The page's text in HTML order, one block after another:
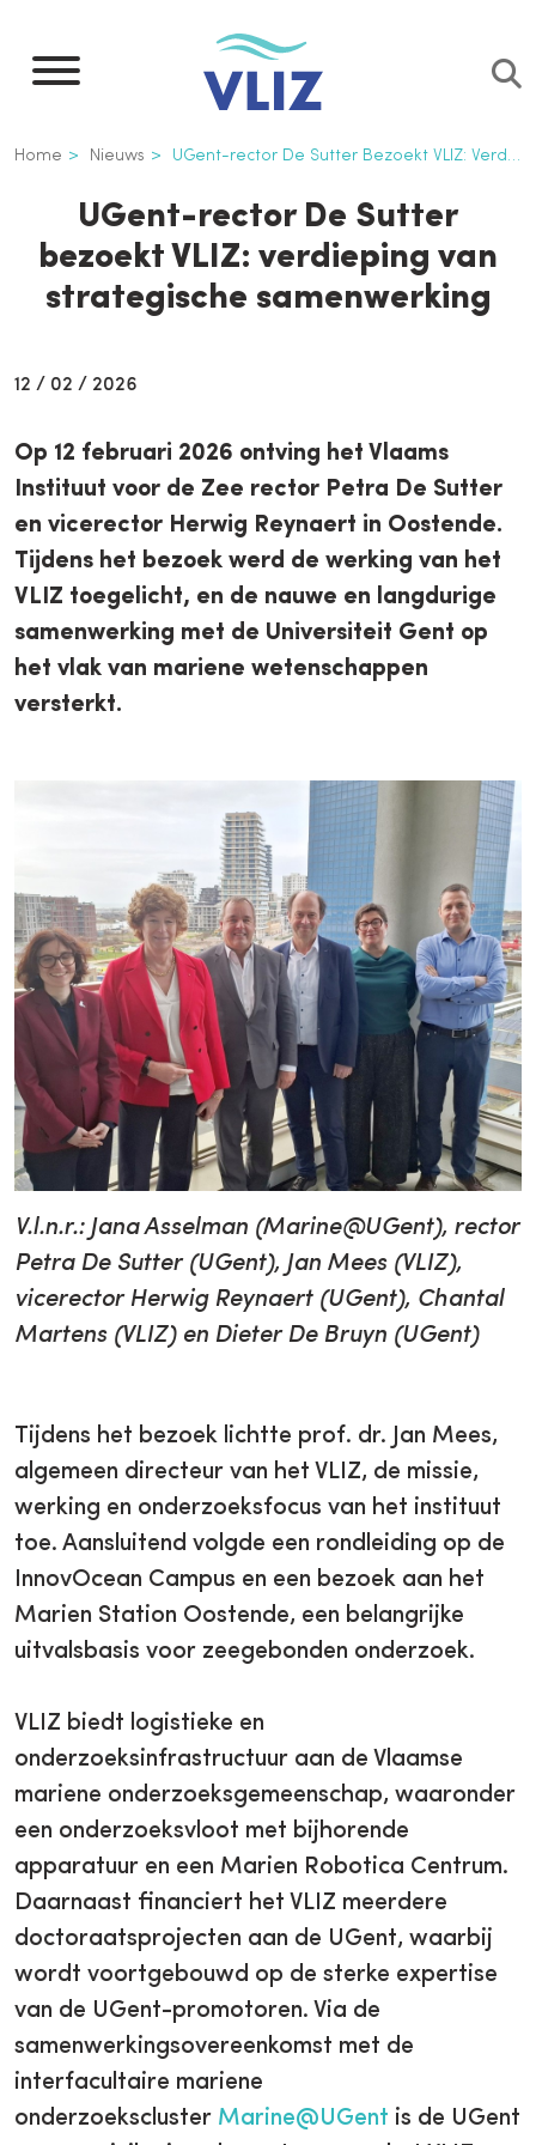
naar
inhoud
Kruimelpad
Home Nieuws UGent-rector De Sutter Bezoekt VLIZ: Verdieping Van Strategische Samenwerking
UGent-rector De Sutter
bezoekt VLIZ: verdieping van
strategische samenwerking
12 / 02 / 2026
Op 12 februari 2026 ontving het Vlaams
Instituut voor de Zee rector Petra De Sutter
en vicerector Herwig Reynaert in Oostende.
Tijdens het bezoek werd de werking van het
VLIZ toegelicht, en de nauwe en langdurige
samenwerking met de Universiteit Gent op
het vlak van mariene wetenschappen
versterkt.
V.l.n.r.: Jana Asselman (Marine@UGent), rector
Petra De Sutter (UGent), Jan Mees (VLIZ),
vicerector Herwig Reynaert (UGent), Chantal
Martens (VLIZ) en Dieter De Bruyn (UGent)
Tijdens het bezoek lichtte prof. dr. Jan Mees,
algemeen directeur van het VLIZ, de missie,
werking en onderzoeksfocus van het instituut
toe. Aansluitend volgde een rondleiding op de
InnovOcean Campus en een bezoek aan het
Marien Station Oostende, een belangrijke
uitvalsbasis voor zeegebonden onderzoek.
VLIZ biedt logistieke en
onderzoeksinfrastructuur aan de Vlaamse
mariene onderzoeksgemeenschap, waaronder
een onderzoeksvloot met bijhorende
apparatuur en een Marien Robotica Centrum.
Daarnaast financiert het VLIZ meerdere
doctoraatsprojecten aan de UGent, waarbij
wordt voortgebouwd op de sterke expertise
van de UGent-promotoren. Via de
samenwerkingsovereenkomst met de
interfacultaire mariene
onderzoekscluster Marine@UGent is de UGent